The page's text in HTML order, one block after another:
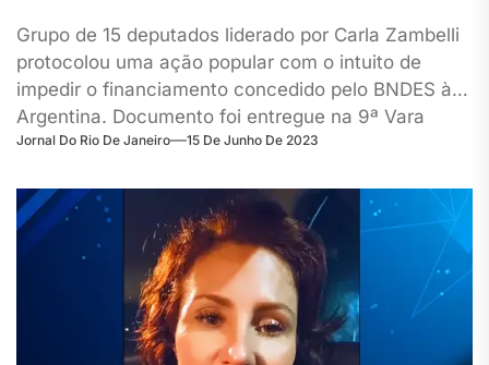
Grupo de 15 deputados liderado por Carla Zambelli
protocolou uma ação popular com o intuito de
impedir o financiamento concedido pelo BNDES à
Argentina. Documento foi entregue na 9ª Vara
Cível da Justiça Federal de Brasília
Jornal Do Rio De Janeiro 15 De Junho De 2023